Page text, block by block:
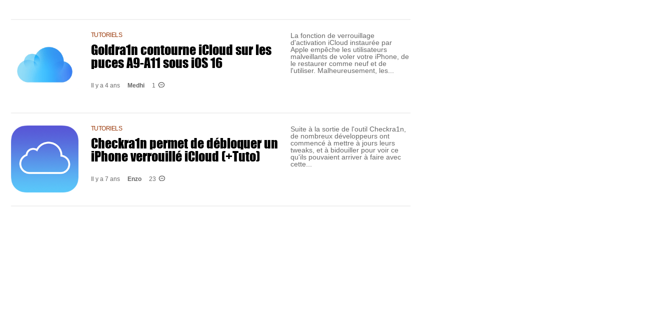
TUTORIELS
Goldra1n contourne iCloud sur les
puces A9-A11 sous iOS 16
Il y a 4 ans Medhi 1
La fonction de verrouillage
d'activation iCloud instaurée par
Apple empêche les utilisateurs
malveillants de voler votre iPhone, de
le restaurer comme neuf et de
l'utiliser. Malheureusement, les...
TUTORIELS
Checkra1n permet de débloquer un
iPhone verrouillé iCloud (+Tuto)
Il y a 7 ans Enzo 23
Suite à la sortie de l'outil Checkra1n,
de nombreux développeurs ont
commencé à mettre à jours leurs
tweaks, et à bidouiller pour voir ce
qu'ils pouvaient arriver à faire avec
cette...